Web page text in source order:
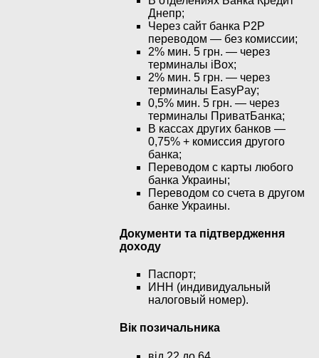
Днепр;
Через сайт банка P2P
переводом — без комиссии;
2% мин. 5 грн. — через
терминалы iBox;
2% мин. 5 грн. — через
терминалы EasyPay;
0,5% мин. 5 грн. — через
терминалы ПриватБанка;
В кассах других банков —
0,75% + комиссия другого
банка;
Переводом с карты любого
банка Украины;
Переводом со счета в другом
банке Украины.
Документи та підтвердження
доходу
Паспорт;
ИНН (индивидуальный
налоговый номер).
Вік позичальника